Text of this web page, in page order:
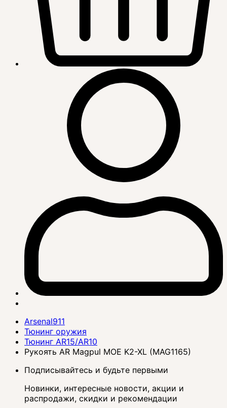
Arsenal911
Тюнинг оружия
Тюнинг AR15/AR10
Рукоять AR Magpul MOE K2-XL (MAG1165)
Подписывайтесь и будьте первыми
Новинки, интересные новости, акции и
распродажи, скидки и рекомендации